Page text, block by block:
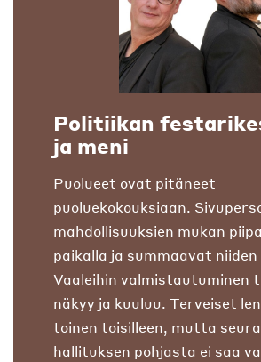
Politiikan
ja meni
Puolueet ovat pitäneet
puoluekokouksiaan.
mahdollisuuksien mukan
paikalla ja summaavat
Vaaleihin valmistautuminen
näkyy ja kuuluu. Terveiset
toinen toisilleen, mutta
hallituksen pohjasta ei saa